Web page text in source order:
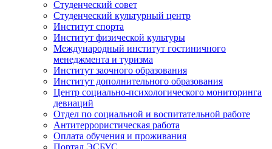
Студенческий совет
Студенческий культурный центр
Институт спорта
Институт физической культуры
Международный институт гостиничного
менеджмента и туризма
Институт заочного образования
Институт дополнительного образования
Центр социально-психологического мониторинга
девиаций
Отдел по социальной и воспитательной работе
Антитеррористическая работа
Оплата обучения и проживания